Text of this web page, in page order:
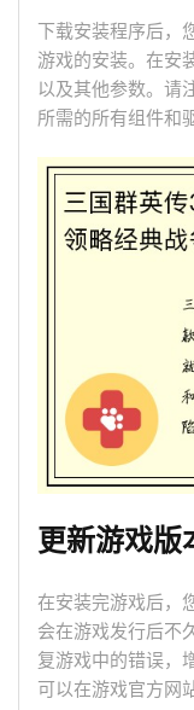
下载安装程序后，
游戏的安装。在安
以及其他参数。请
所需的所有组件和
更新游戏版
在安装完游戏后，
会在游戏发行后不
复游戏中的错误，
可以在游戏官方网